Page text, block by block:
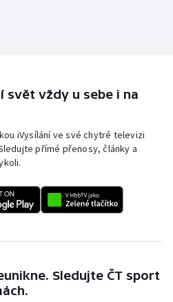
svět vždy u sebe i na
iVysílání ve své chytré televizi
přímé přenosy, články a
Sledujte ČT sport